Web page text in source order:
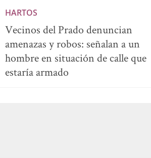
HARTOS
Vecinos del Prado denuncian
amenazas y robos: señalan a un
hombre en situación de calle que
estaría armado